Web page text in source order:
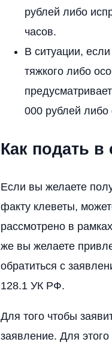
рублей либо
часов.
В ситуации,
тяжкого либо
000 рублей либо
Как подать в
Если вы желаете
факту клеветы,
рассмотрено в
же вы желаете
обратиться с
128.1 УК РФ.
Для того чтобы
заявление. Для